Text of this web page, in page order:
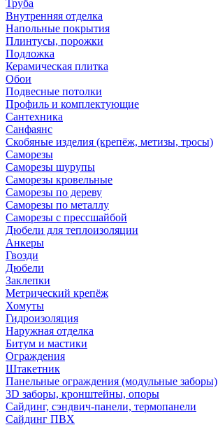
Труба
Внутренняя отделка
Напольные покрытия
Плинтусы, порожки
Подложка
Керамическая плитка
Обои
Подвесные потолки
Профиль и комплектующие
Сантехника
Санфаянс
Скобяные изделия (крепёж, метизы, тросы)
Саморезы
Саморезы шурупы
Саморезы кровельные
Саморезы по дереву
Саморезы по металлу
Саморезы с прессшайбой
Дюбели для теплоизоляции
Анкеры
Гвозди
Дюбели
Заклепки
Метрический крепёж
Хомуты
Гидроизоляция
Наружная отделка
Битум и мастики
Ограждения
Штакетник
Панельные ограждения (модульные заборы)
3D заборы, кронштейны, опоры
Cайдинг, сэндвич-панели, термопанели
Сайдинг ПВХ